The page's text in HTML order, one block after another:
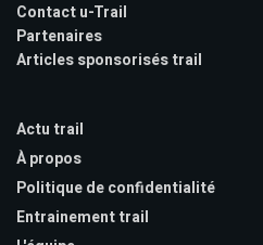
Contact u-Trail
Partenaires
Articles sponsorisés trail
Actu trail
À propos
Politique de confidentialité
Entrainement trail